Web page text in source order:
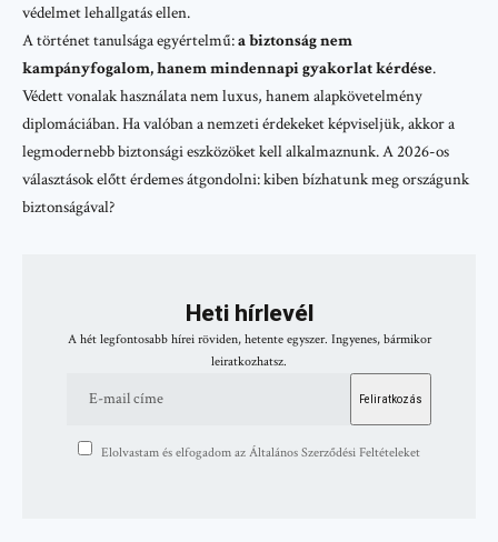
védelmet lehallgatás ellen.
A történet tanulsága egyértelmű:a biztonság nem
kampányfogalom, hanem mindennapi gyakorlat kérdése.
Védett vonalak használata nem luxus, hanem alapkövetelmény
diplomáciában. Ha valóban a nemzeti érdekeket képviseljük, akkor a
legmodernebb biztonsági eszközöket kell alkalmaznunk. A 2026-os
választások előtt érdemes átgondolni: kiben bízhatunk meg országunk
biztonságával?
Heti hírlevél
A hét legfontosabb hírei röviden, hetente egyszer. Ingyenes, bármikor
leiratkozhatsz.
Elolvastam és elfogadom az Általános Szerződési Feltételeket